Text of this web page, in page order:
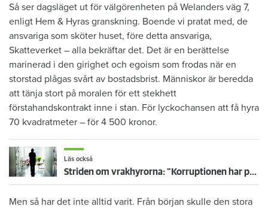
Så ser dagsläget ut för välgörenheten på Welanders väg 7,
enligt Hem & Hyras granskning. Boende vi pratat med, de
ansvariga som sköter huset, före detta ansvariga,
Skatteverket – alla bekräftar det. Det är en berättelse
marinerad i den girighet och egoism som frodas när en
storstad plågas svårt av bostadsbrist. Människor är beredda
att tänja stort på moralen för ett stekhett
förstahandskontrakt inne i stan. För lyckochansen att få hyra
70 kvadratmeter – för 4 500 kronor.
Läs också
Striden om vrakhyrorna: "Korruptionen har pågått i åratal"
Men så har det inte alltid varit. Från början skulle den stora